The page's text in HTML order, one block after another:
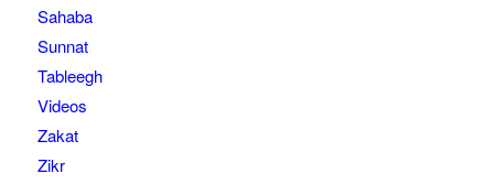
Sahaba
Sunnat
Tableegh
Videos
Zakat
Zikr